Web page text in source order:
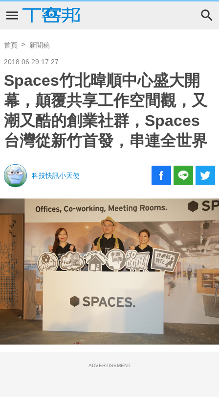
首頁 新聞稿
2018.06.29 17:27
Spaces竹北暐順中心盛大開
幕，顛覆共享工作空間觀，又
潮又酷的創業社群，Spaces
台灣從新竹首發，串連全世界
科技快訊小天使
ADVERTISEMENT